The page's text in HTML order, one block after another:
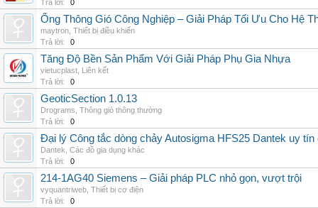
Trả lời:
0
Ống Thông Gió Công Nghiệp – Giải Pháp Tối Ưu Cho Hệ
maytron Thiết bị điều khiển
Trả lời:
0
Tăng Độ Bền Sản Phẩm Với Giải Pháp Phụ Gia Nhựa
vietucplast Liên kết
Trả lời:
0
GeoticSection 1.0.13
Drograms Thông gió thông thường
Trả lời:
0
Đại lý Công tắc dòng chảy Autosigma HFS25 Dantek uy tín
Dantek Các đồ gia dụng khác
Trả lời:
0
214-1AG40 Siemens – Giải pháp PLC nhỏ gọn, vượt trội
vyquantriweb Thiết bị cơ điện
Trả lời:
0